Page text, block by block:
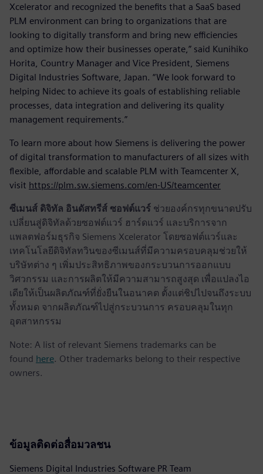
Xcelerator and recognized the benefits that a SaaS based
PLM environment can bring to organizations that are
looking to digitally transform and bring new efficiencies
and optimize how their businesses operate,” said Kunihiko
Horita, Country Manager and Vice President, Siemens
Digital Industries Software, Japan. “We look forward to
helping Nidec to achieve its goals of establishing reliable
processes, data integration and delivering its quality
management requirements.”
To learn more about how Siemens is delivering the power
of digital transformation to manufacturers of all sizes with
flexible, affordable and scalable PLM with Teamcenter X,
visit https://plm.sw.siemens.com/en-US/teamcenter
ซีเมนส์ ดิจิทัล อินดัสทรีส์ ซอฟต์แวร์ ช่วยองค์กรทุกขนาดปรับ
เปลี่ยนสู่ดิจิทัลด้วยซอฟต์แวร์ ฮาร์ดแวร์ และบริการจาก
แพลตฟอร์มธุรกิจ Siemens Xcelerator โดยซอฟต์แวร์และ
เทคโนโลยีดิจิทัลทวินของซีเมนส์ที่มีความครอบคลุมช่วยให้
บริษัทต่าง ๆ เพิ่มประสิทธิภาพของกระบวนการออกแบบ
วิศวกรรม และการผลิตให้มีความสามารถสูงสุด เพื่อแปลงไอ
เดียให้เป็นผลิตภัณฑ์ที่ยั่งยืนในอนาคต ตั้งแต่ชิปไปจนถึงระบบ
ทั้งหมด จากผลิตภัณฑ์ไปสู่กระบวนการ ครอบคลุมในทุก
อุตสาหกรรม
Note: A list of relevant Siemens trademarks can be
found here. Other trademarks belong to their respective
owners.
ข้อมูลติดต่อสื่อมวลชน
Siemens Digital Industries Software PR Team